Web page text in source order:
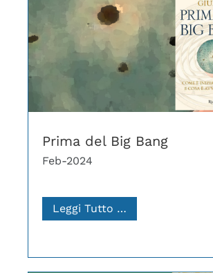
Prima del Big Bang
Feb-2024
Leggi Tutto …